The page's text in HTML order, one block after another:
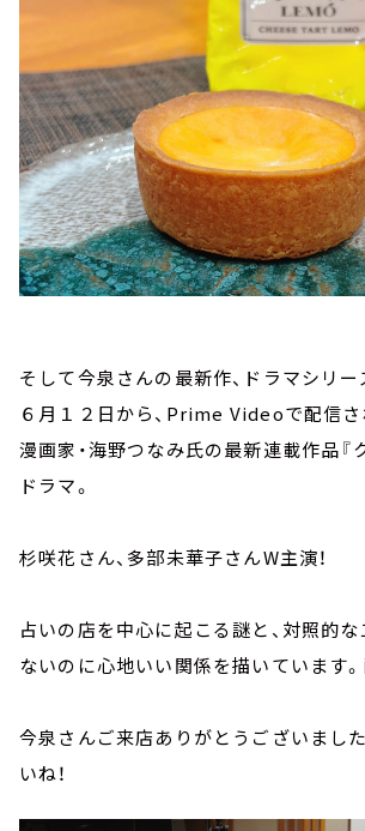
そして今泉さんの最新作、ドラマシリー
６月１２日から、Prime Videoで配信さ
漫画家・海野つなみ氏の最新連載作品『
ドラマ。
杉咲花さん、多部未華子さんW主演！
占いの店を中心に起こる謎と、対照的
ないのに心地いい関係を描いています。
今泉さんご来店ありがとうございまし
いね！